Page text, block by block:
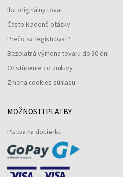
Iba originálny tovar
Často kladené otázky
Prečo sa registrovať?
Bezplatná výmena tovaru do 30 dní
Odstúpenie od zmluvy
Zmena cookies súhlasu
MOŽNOSTI PLATBY
Platba na dobierku